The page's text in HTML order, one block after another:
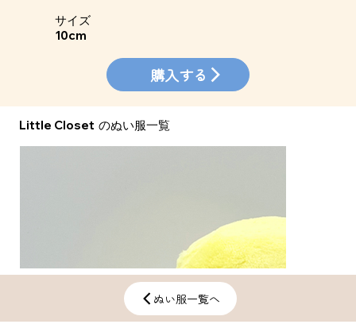
​サイズ
10cm
購入する
Little Closet ​のぬい服一覧
ぬい服一覧へ